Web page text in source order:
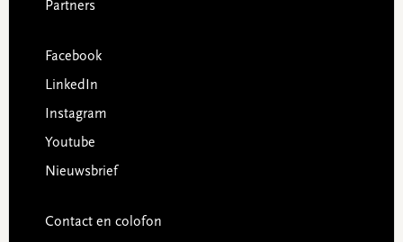
Partners
Facebook
LinkedIn
Instagram
Youtube
Nieuwsbrief
Contact en colofon